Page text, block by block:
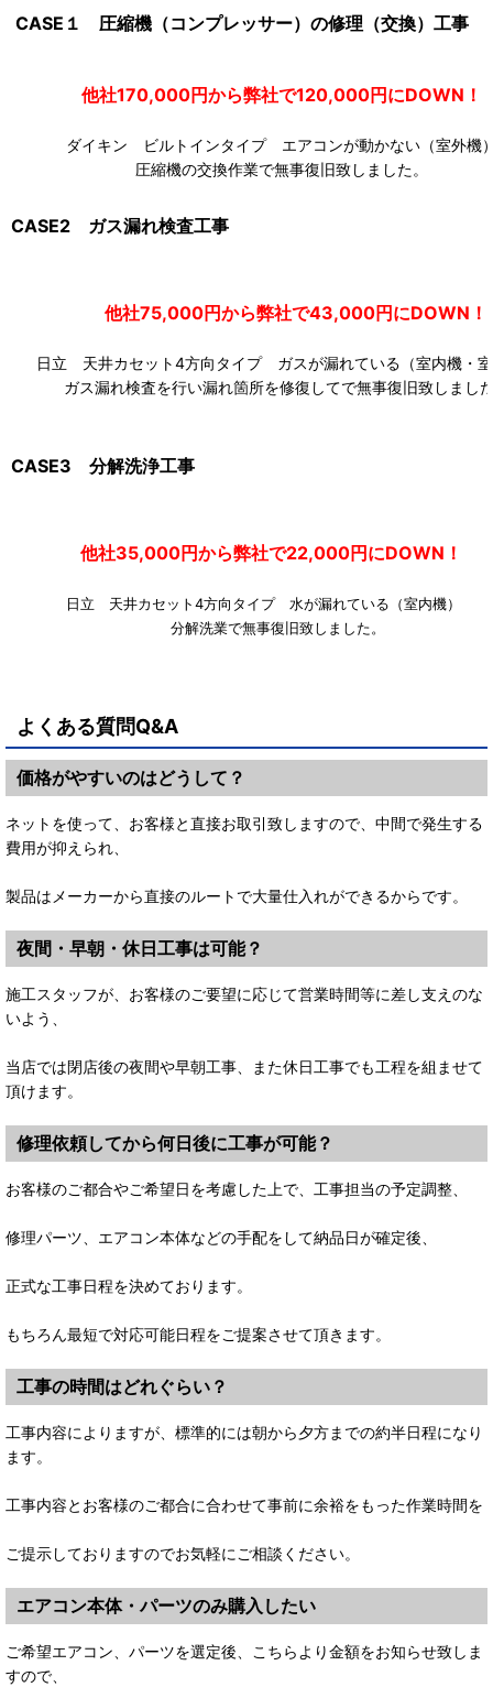
CASE１ 圧縮機（コンプレッサー）の修理（交換）工事
他社170,000円から弊社で120,000円に
ダイキン ビルトインタイプ エアコンが動かない（室外機
圧縮機の交換作業で無事復旧致しました。
CASE2 ガス漏れ検査工事
他社75,000円から弊社で43,000円にDOWN！
日立 天井カセット4方向タイプ ガスが漏れている（室内機・
ガス漏れ検査を行い漏れ箇所を修復してで無事復旧致しまし
CASE3 分解洗浄工事
他社35,000円から弊社で22,000円にDOWN！
日立 天井カセット4方向タイプ 水が漏れている（室内機
分解洗業で無事復旧致しました。
よくある質問Q&A
価格がやすいのはどうして？
ネットを使って、お客様と直接お取引致しますので、中間で発生する
費用が抑えられ、
製品はメーカーから直接のルートで大量仕入れができるからです。
夜間・早朝・休日工事は可能？
施工スタッフが、お客様のご要望に応じて営業時間等に差し支えのな
いよう、
当店では閉店後の夜間や早朝工事、また休日工事でも工程を組ませて
頂けます。
修理依頼してから何日後に工事が可能？
お客様のご都合やご希望日を考慮した上で、工事担当の予定調整、
修理パーツ、エアコン本体などの手配をして納品日が確定後、
正式な工事日程を決めております。
もちろん最短で対応可能日程をご提案させて頂きます。
工事の時間はどれぐらい？
工事内容によりますが、標準的には朝から夕方までの約半日程になり
ます。
工事内容とお客様のご都合に合わせて事前に余裕をもった作業時間を
ご提示しておりますのでお気軽にご相談ください。
エアコン本体・パーツのみ購入したい
ご希望エアコン、パーツを選定後、こちらより金額をお知らせ致しま
すので、